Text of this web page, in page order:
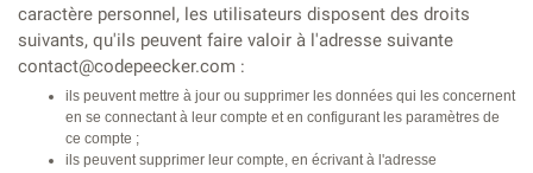
caractère personnel, les utilisateurs disposent des droits
suivants, qu'ils peuvent faire valoir à l'adresse suivante
contact@codepeecker.com :
ils peuvent mettre à jour ou supprimer les données qui les concernent
en se connectant à leur compte et en configurant les paramètres de
ce compte ;
ils peuvent supprimer leur compte, en écrivant à l'adresse